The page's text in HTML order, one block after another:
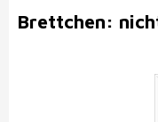
Brettchen: